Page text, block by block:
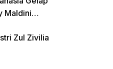
Maldini
Zul Zivilia